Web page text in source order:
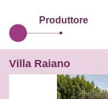
Produttore
Villa Raiano